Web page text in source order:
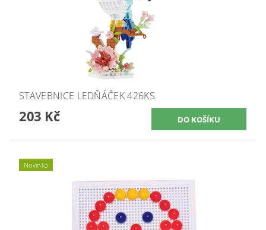
STAVEBNICE LEDŇÁČEK 426KS
203 Kč
Novinka